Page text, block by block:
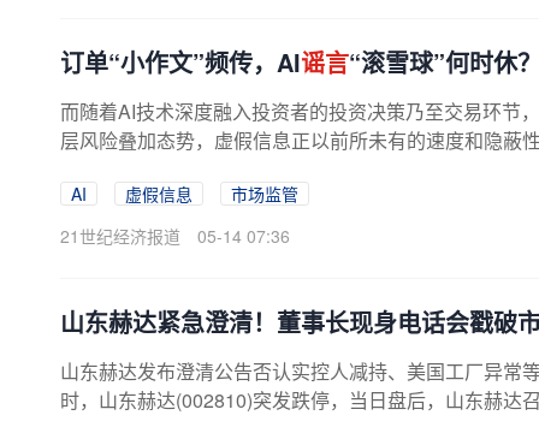
订单“小作文”频传，AI谣言“滚雪球”何时休
而随着AI技术深度融入投资者的投资决策乃至交易环节，
层风险叠加态势，虚假信息正以前所未有的速度和隐蔽
AI 虚假信息
市场监管
21世纪经济报道
05-14 07:36
山东赫达紧急澄清！董事长现身电话会戳破
山东赫达发布澄清公告否认实控人减持、美国工厂异常
时，山东赫达(002810)突发跌停，当日盘后，山东赫达